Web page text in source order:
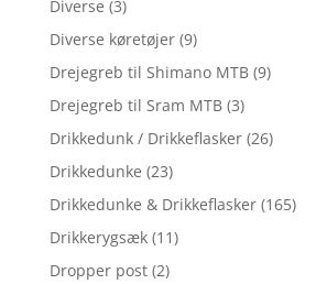
Diverse (3)
Diverse køretøjer (9)
Drejegreb til Shimano MTB (9)
Drejegreb til Sram MTB (3)
Drikkedunk / Drikkeflasker (26)
Drikkedunke (23)
Drikkedunke & Drikkeflasker (165)
Drikkerygsæk (11)
Dropper post (2)